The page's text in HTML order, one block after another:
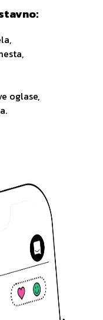
oglase,